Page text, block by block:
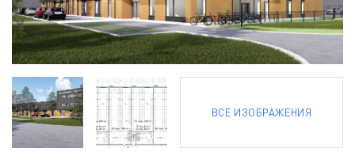
ВСЕ ИЗОБРАЖЕНИЯ